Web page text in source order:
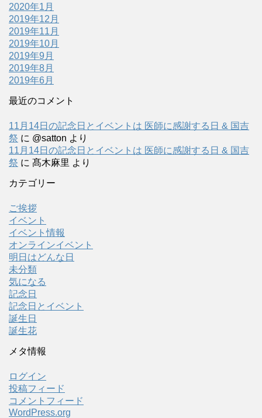
2020年1月
2019年12月
2019年11月
2019年10月
2019年9月
2019年8月
2019年6月
最近のコメント
11月14日の記念日とイベントは 医師に感謝する日 & 国吉
祭 に @satton より
11月14日の記念日とイベントは 医師に感謝する日 & 国吉
祭 に 髙木麻里 より
カテゴリー
ご挨拶
イベント
イベント情報
オンラインイベント
明日はどんな日
未分類
気になる
記念日
記念日とイベント
誕生日
誕生花
メタ情報
ログイン
投稿フィード
コメントフィード
WordPress.org